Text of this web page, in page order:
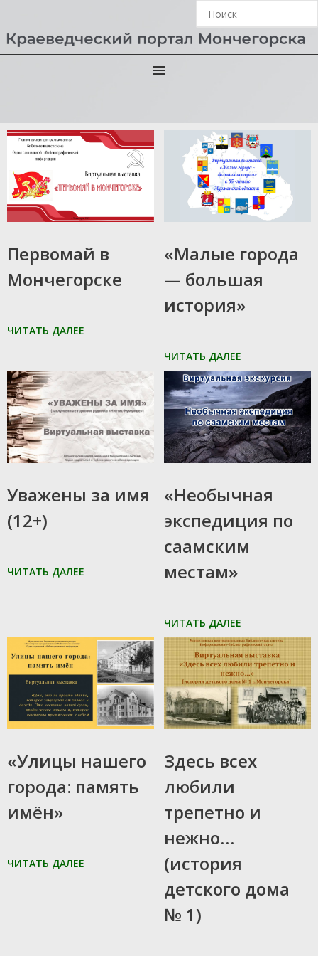
Первомай в
Мончегорске
ЧИТАТЬ ДАЛЕЕ
«Малые города
— большая
история»
ЧИТАТЬ ДАЛЕЕ
Уважены за имя
(12+)
ЧИТАТЬ ДАЛЕЕ
«Необычная
экспедиция по
саамским
местам»
ЧИТАТЬ ДАЛЕЕ
«Улицы нашего
города: память
имён»
ЧИТАТЬ ДАЛЕЕ
Здесь всех
любили
трепетно и
нежно…
(история
детского дома
№ 1)